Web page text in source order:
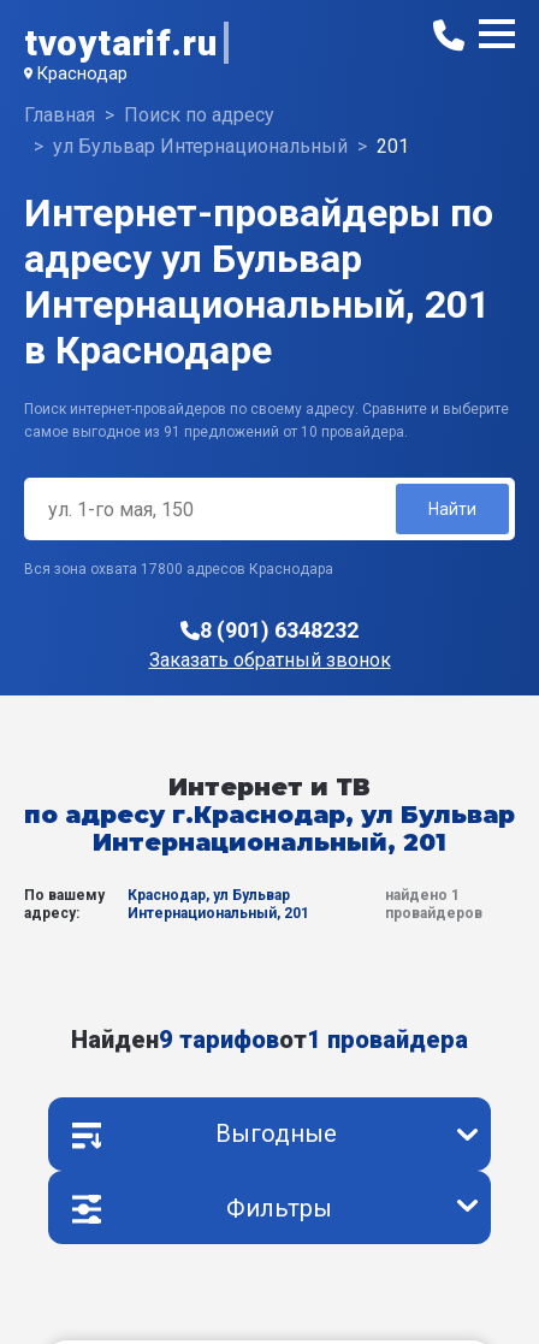
tvoytarif.ru
Краснодар
Главная
Поиск по адресу
ул Бульвар Интернациональный
201
Интернет-провайдеры по
адресу ул Бульвар
Интернациональный, 201
в Краснодаре
Поиск интернет-провайдеров по своему адресу. Сравните и выберите
самое выгодное из 91 предложений от 10 провайдера.
Найти
Вся зона охвата 17800 адресов Краснодара
8 (901) 6348232
Заказать обратный звонок
Интернет и ТВ
по адресу г.Краснодар, ул Бульвар
Интернациональный, 201
По вашему
адресу:
Краснодар, ул Бульвар
Интернациональный, 201
найдено 1
провайдеров
Найден9 тарифовот1 провайдера
Выгодные
Фильтры